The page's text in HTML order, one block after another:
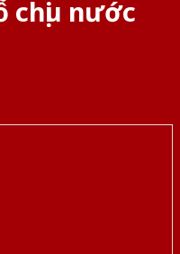
chịu nước